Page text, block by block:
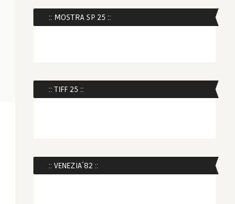
:: MOSTRA SP 25 ::
:: TIFF 25 ::
:: VENEZIA´82 ::